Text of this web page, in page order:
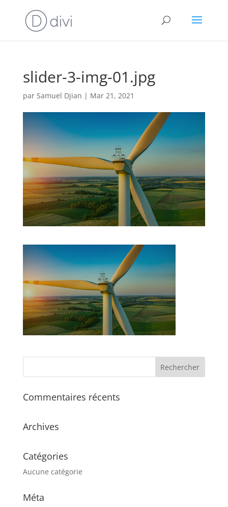
slider-3-img-01.jpg
par Samuel Djian | Mar 21, 2021
Commentaires récents
Archives
Catégories
Aucune catégorie
Méta